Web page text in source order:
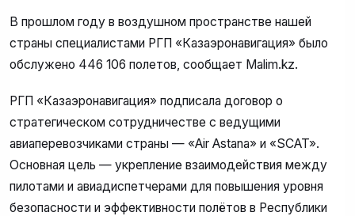
В прошлом году в воздушном пространстве нашей
страны специалистами РГП «Казаэронавигация» было
обслужено 446 106 полетов, сообщает Malim.kz.
РГП «Казаэронавигация» подписала договор о
стратегическом сотрудничестве с ведущими
авиаперевозчиками страны — «Air Astana» и «SCAT».
Основная цель — укрепление взаимодействия между
пилотами и авиадиспетчерами для повышения уровня
безопасности и эффективности полётов в Республики